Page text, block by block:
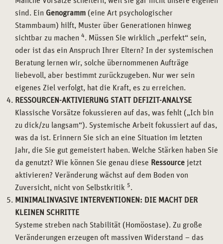
sind. Ein Genogramm (eine Art psychologischer
Stammbaum) hilft, Muster über Generationen hinweg
sichtbar zu machen 4. Müssen Sie wirklich „perfekt“ sein,
oder ist das ein Anspruch Ihrer Eltern? In der systemischen
Beratung lernen wir, solche übernommenen Aufträge
liebevoll, aber bestimmt zurückzugeben. Nur wer sein
eigenes Ziel verfolgt, hat die Kraft, es zu erreichen.
RESSOURCEN-AKTIVIERUNG STATT DEFIZIT-ANALYSE
Klassische Vorsätze fokussieren auf das, was fehlt („Ich bin
zu dick/zu langsam“). Systemische Arbeit fokussiert auf das,
was da ist. Erinnern Sie sich an eine Situation im letzten
Jahr, die Sie gut gemeistert haben. Welche Stärken haben Sie
da genutzt? Wie können Sie genau diese Ressource jetzt
aktivieren? Veränderung wächst auf dem Boden von
Zuversicht, nicht von Selbstkritik 5.
MINIMALINVASIVE INTERVENTIONEN: DIE MACHT DER
KLEINEN SCHRITTE
Systeme streben nach Stabilität (Homöostase). Zu große
Veränderungen erzeugen oft massiven Widerstand – das